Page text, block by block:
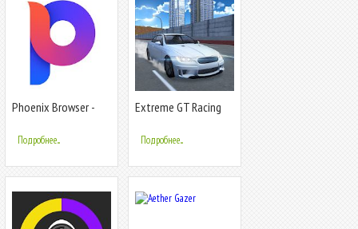
Phoenix Browser -
Private & Fast
Подробнее...
Extreme GT Racing
Подробнее...